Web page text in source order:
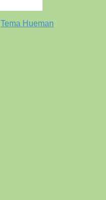
Tema Hueman